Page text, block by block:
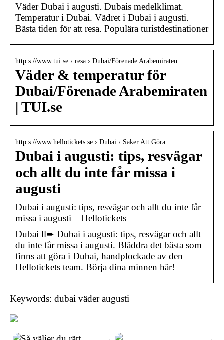
Väder Dubai i augusti. Dubais medelklimat.
Temperatur i Dubai. Vädret i Dubai i augusti.
Bästa tiden för att resa. Populära turistdestinationer
http s://www.tui.se › resa › Dubai/Förenade Arabemiraten
Väder & temperatur för
Dubai/Förenade Arabemiraten
| TUI.se
http s://www.hellotickets.se › Dubai › Saker Att Göra
Dubai i augusti: tips, resvägar
och allt du inte får missa i
augusti
Dubai i augusti: tips, resvägar och allt du inte får
missa i augusti – Hellotickets
Dubai ll➨ Dubai i augusti: tips, resvägar och allt
du inte får missa i augusti. Bläddra det bästa som
finns att göra i Dubai, handplockade av den
Hellotickets team. Börja dina minnen här!
Keywords: dubai väder augusti